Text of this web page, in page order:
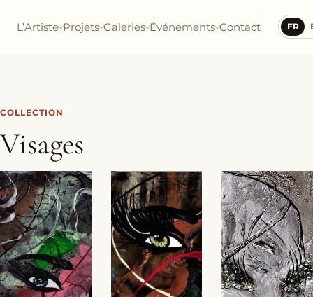
L’Artiste Projets Galeries Événements Contact FR
COLLECTION
Visages